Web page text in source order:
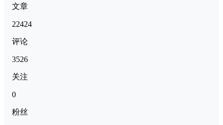
文章
22424
评论
3526
关注
0
粉丝